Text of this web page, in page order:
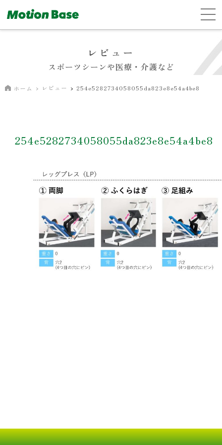
レビュー
スポーツシーンや医療・介護など
ホーム レビュー 254e5282734058055da823e8e54a4be8
254e5282734058055da823e8e54a4be8